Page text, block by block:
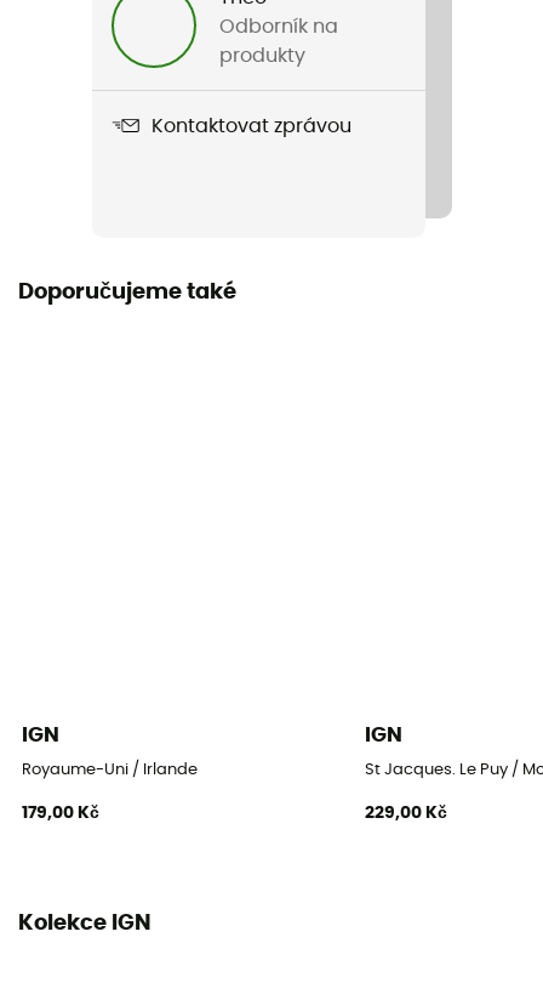
Odborník na
produkty
Kontaktovat zprávou
Doporučujeme také
IGN
Royaume-Uni / Irlande
179,00 Kč
IGN
St Jacques. Le Puy /
229,00 Kč
Kolekce IGN